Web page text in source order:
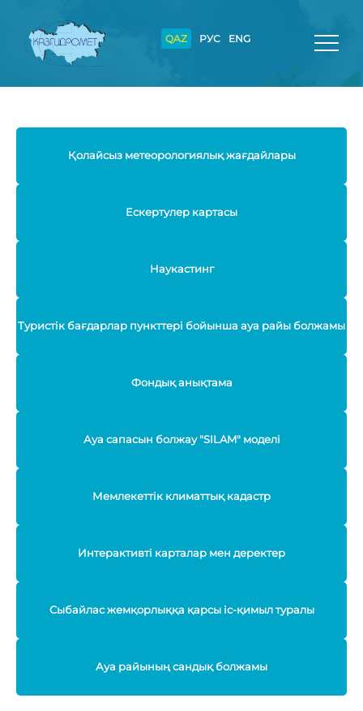
QAZ РУС ENG
Қолайсыз метеорологиялық жағдайлары
Ескертулер картасы
Наукастинг
Туристік бағдарлар пункттері бойынша ауа райы болжамы
Фондық анықтама
Ауа сапасын болжау "SILAM" моделі
Мемлекеттік климаттық кадастр
Интерактивті карталар мен деректер
Сыбайлас жемқорлыққа қарсы іс-қимыл туралы
Ауа райының сандық болжамы